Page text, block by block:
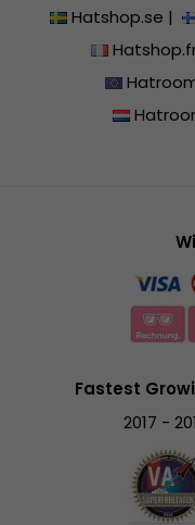
Hatshop.se |
Fastest
2017 -